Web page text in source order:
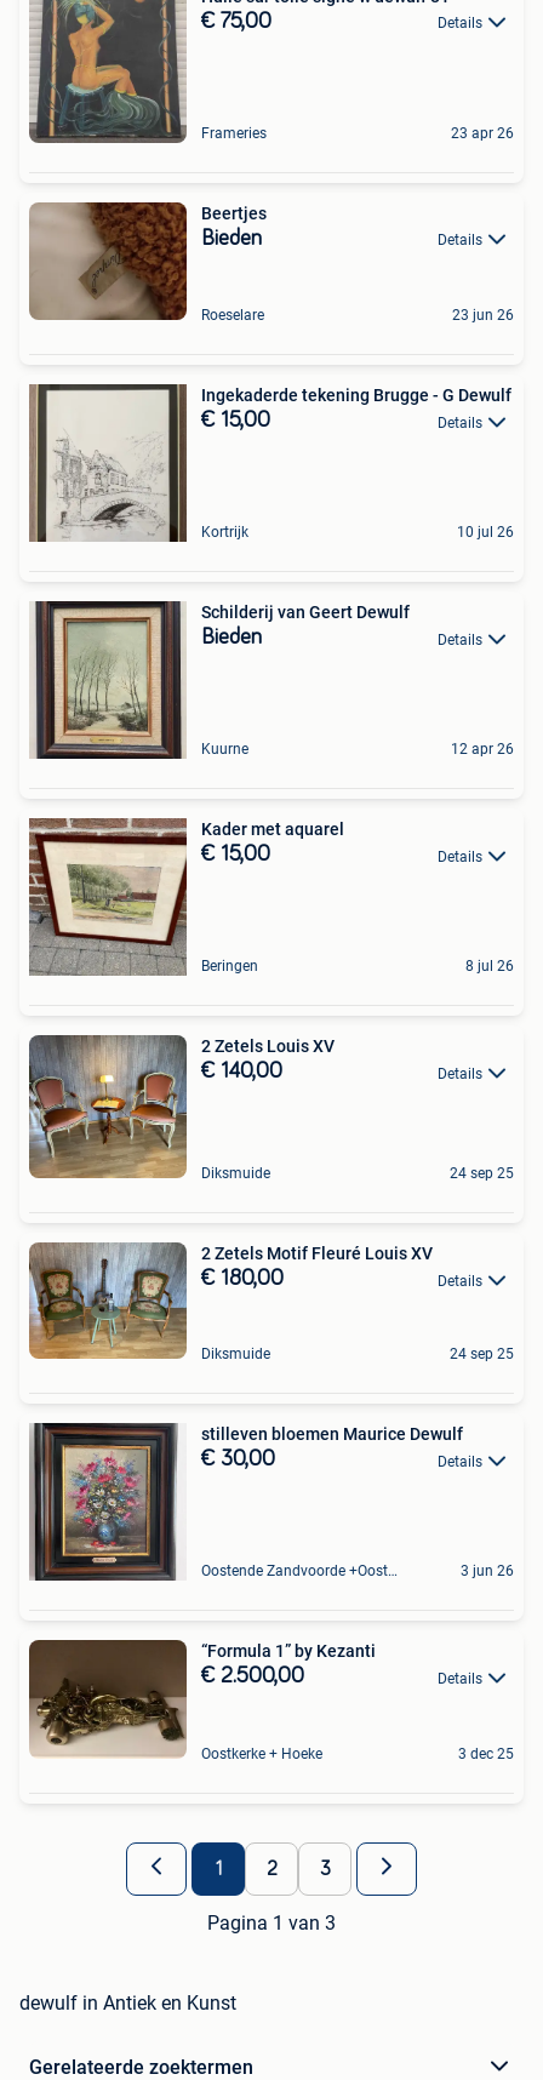
€ 75,00 Details
Frameries 23 apr 26
Beertjes
Bieden Details
Roeselare 23 jun 26
Ingekaderde tekening Brugge - G Dewulf
€ 15,00 Details
Kortrijk 10 jul 26
Schilderij van Geert Dewulf
Bieden Details
Kuurne 12 apr 26
Kader met aquarel
€ 15,00 Details
Beringen 8 jul 26
2 Zetels Louis XV
€ 140,00 Details
Diksmuide 24 sep 25
2 Zetels Motif Fleuré Louis XV
€ 180,00 Details
Diksmuide 24 sep 25
stilleven bloemen Maurice Dewulf
€ 30,00 Details
Oostende Zandvoorde +Oostende 3 jun 26
“Formula 1” by Kezanti
€ 2.500,00 Details
Oostkerke + Hoeke 3 dec 25
1 2 3
Pagina 1 van 3
dewulf in Antiek en Kunst
Gerelateerde zoektermen